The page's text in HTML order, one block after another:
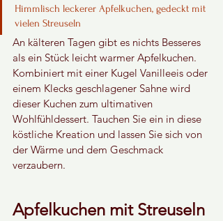
Himmlisch leckerer Apfelkuchen, gedeckt mit
vielen Streuseln
An kälteren Tagen gibt es nichts Besseres
als ein Stück leicht warmer Apfelkuchen.
Kombiniert mit einer Kugel Vanilleeis oder
einem Klecks geschlagener Sahne wird
dieser Kuchen zum ultimativen
Wohlfühldessert. Tauchen Sie ein in diese
köstliche Kreation und lassen Sie sich von
der Wärme und dem Geschmack
verzaubern.
Apfelkuchen mit Streuseln